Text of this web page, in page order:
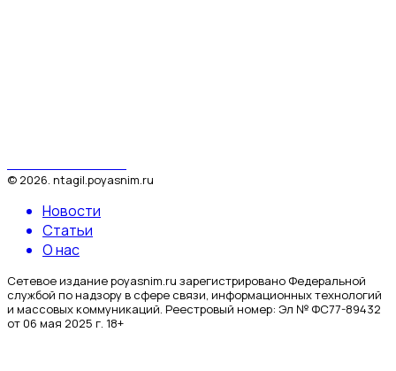
© 2026. ntagil.poyasnim.ru
Новости
Статьи
О нас
Сетевое издание poyasnim.ru зарегистрировано Федеральной
службой по надзору в сфере связи, информационных технологий
и массовых коммуникаций. Реестровый номер: Эл № ФС77-89432
от 06 мая 2025 г. 18+